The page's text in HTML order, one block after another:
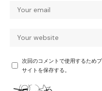
次回のコメントで使用するため
サイトを保存する。